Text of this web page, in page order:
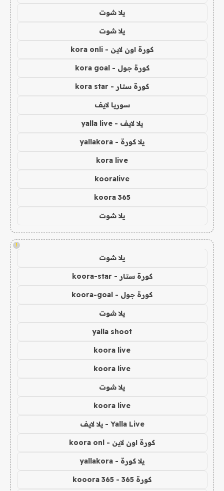
يلا شوت
يلا شوت
كورة اون لاين - kora onli
كورة جول - kora goal
كورة ستار - kora star
سوريا لايف
يلا لايف - yalla live
يلا كورة - yallakora
kora live
kooralive
koora 365
يلا شوت
!
يلا شوت
كورة ستار - koora-star
كورة جول - koora-goal
يلا شوت
yalla shoot
koora live
koora live
يلا شوت
koora live
Yalla Live - يلا لايف
كورة اون لاين - koora onl
يلا كورة - yallakora
كورة 365 - kooora 365